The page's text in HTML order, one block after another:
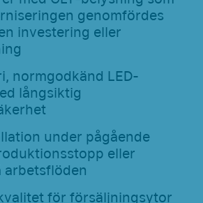
genomfördes
investering eller
normgodkänd LED-
långsiktig
under pågående
eller
arbetsflöden
för försäljningsytor